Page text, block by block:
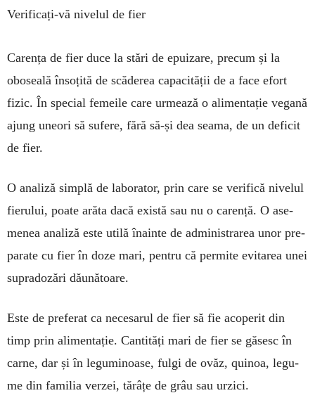
Verificați-vă nivelul de fier
Carența de fier duce la stări de epuizare, precum și la
oboseală însoțită de scăderea capacității de a face efort
fizic. În special fe­meile care urmează o alimentație vegană
ajung uneori să sufere, fără să-și dea seama, de un deficit
de fier.
O analiză simplă de la­bo­rator, prin care se verifică ni­velul
fie­rului, poate arăta dacă există sau nu o ca­rență. O ase­
me­nea ana­li­ză este utilă înainte de ad­minis­trarea unor pre­
pa­ra­te cu fier în do­ze mari, pentru că per­mite evitarea unei
su­­pradozări dă­u­­nă­toare.
Este de pre­fe­rat ca necesarul de fier să fie aco­perit din
timp prin ali­mentație. Can­tități mari de fier se gă­sesc în
car­ne, dar și în le­gu­mi­noase, fulgi de ovăz, qui­noa, legu­
me din familia ver­zei, tă­râțe de grâu sau ur­zici.